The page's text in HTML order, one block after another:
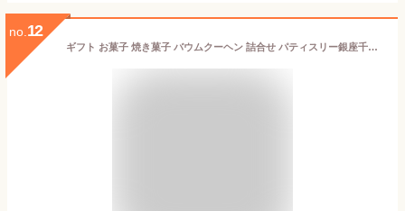
no. 12
ギフト お菓子 焼き菓子 バウムクーヘン 詰合せ パティスリー銀座千疋屋 銀座フルーツクーヘンB(16個入)